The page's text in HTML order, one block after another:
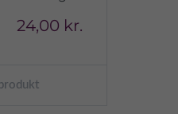
24,00 kr.